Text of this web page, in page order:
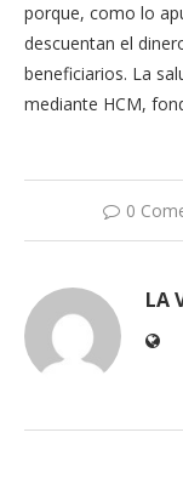
porque, como lo
descuentan el
beneficiarios. La
mediante HCM,
0
LA